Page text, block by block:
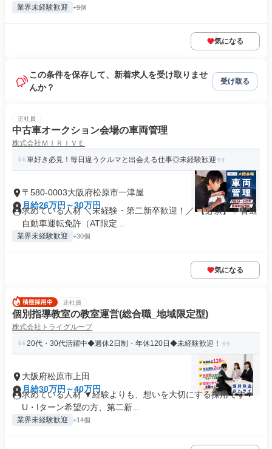
業界未経験歓迎 +9個
気になる
この条件を保存して、新着求人を受け取りませ
んか？
受け取る
正社員
中古車オークション会場の車両管理
株式会社ＭＩＲＩＶＥ
車好き必見！毎日違うクルマと出会える仕事◎未経験歓迎
〒580-0003大阪府松原市一津屋
月給26万円～30万円
求めている人材 ＼未経験・第二新卒歓迎！／ 【必須】 ✅普通
自動車運転免許（AT限定...
業界未経験歓迎 +30個
気になる
正社員
個別指導教室の教室運営(総合職_地域限定型)
株式会社トライグループ
20代・30代活躍中◆週休2日制・年休120日◆未経験歓迎！
大阪府松原市上田
月給30万円～40万円
求めている人材 ▼経験よりも、想いを大切にする採用です▼
U・Iターン希望の方、第二新...
業界未経験歓迎 +14個